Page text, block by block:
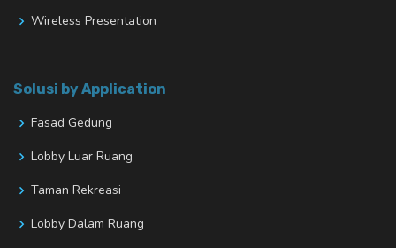
Wireless Presentation
Solusi by Application
Fasad Gedung
Lobby Luar Ruang
Taman Rekreasi
Lobby Dalam Ruang